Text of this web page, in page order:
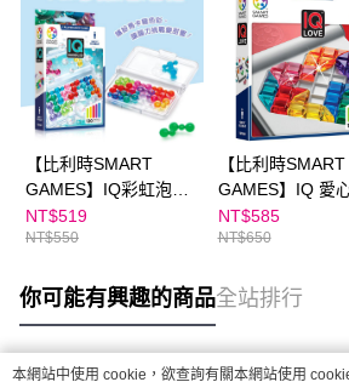
【比利時SMART
GAMES】IQ彩虹泡泡
糖
NT$519
NT$550
【比利時SMART
GAMES】IQ 愛心
戰（含120個遊戲
卡）｜圖形空間挑
NT$585
NT$650
你可能有興趣的商品全站排行
本網站中使用 cookie，欲查詢有關本網站使用